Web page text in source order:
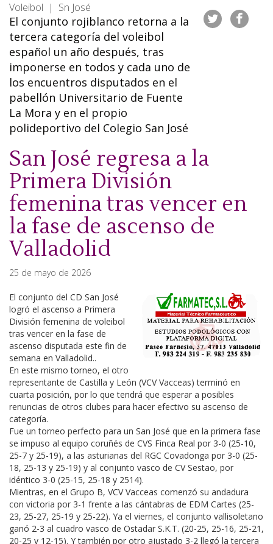
Voleibol | Sn José
El conjunto rojiblanco retorna a la
tercera categoría del voleibol
español un año después, tras
imponerse en todos y cada uno de
los encuentros disputados en el
pabellón Universitario de Fuente
La Mora y en el propio
polideportivo del Colegio San José
San José regresa a la
Primera División
femenina tras vencer en
la fase de ascenso de
Valladolid
25 de mayo de 2026
El conjunto del CD San José
logró el ascenso a Primera
División femenina de voleibol
tras vencer en la fase de
ascenso disputada este fin de
semana en Valladolid..
En este mismo torneo, el otro
representante de Castilla y León (VCV Vacceas) terminó en
cuarta posición, por lo que tendrá que esperar a posibles
renuncias de otros clubes para hacer efectivo su ascenso de
categoría.
Fue un torneo perfecto para un San José que en la primera fase
se impuso al equipo coruñés de CVS Finca Real por 3-0 (25-10,
25-7 y 25-19), a las asturianas del RGC Covadonga por 3-0 (25-
18, 25-13 y 25-19) y al conjunto vasco de CV Sestao, por
idéntico 3-0 (25-15, 25-18 y 2514).
Mientras, en el Grupo B, VCV Vacceas comenzó su andadura
con victoria por 3-1 frente a las cántabras de EDM Cartes (25-
23, 25-27, 25-19 y 25-22). Ya el viernes, el conjunto vallisoletano
ganó 2-3 al cuadro vasco de Ostadar S.K.T. (20-25, 25-16, 25-21,
20-25 y 12-15). Y también por otro ajustado 3-2 llegó la tercera